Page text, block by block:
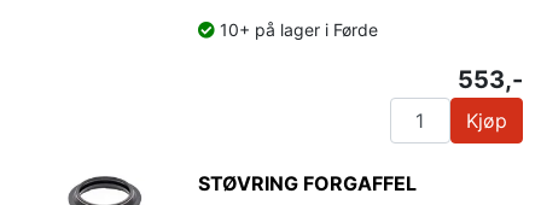
10+ på lager i Førde
553,-
Kjøp
STØVRING FORGAFFEL